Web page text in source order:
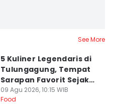
See More
5 Kuliner Legendaris di
Tulungagung, Tempat
Sarapan Favorit Sejak
Dulu
09 Agu 2026, 10:15 WIB
Food